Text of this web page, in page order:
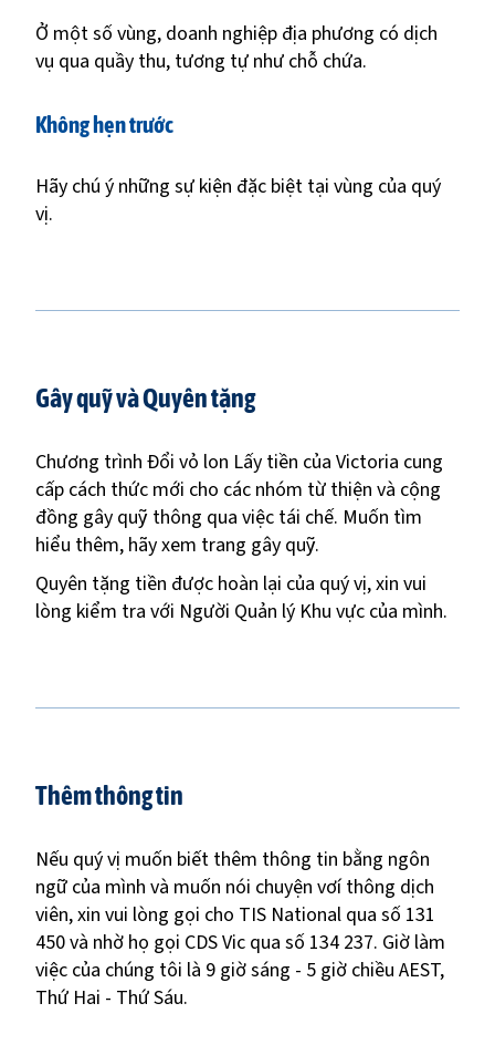
Ở một số vùng, doanh nghiệp địa phương có dịch
vụ qua quầy thu, tương tự như chỗ chứa.
Không hẹn trước
Hãy chú ý những sự kiện đặc biệt tại vùng của quý
vị.
Gây quỹ và Quyên tặng
Chương trình Đổi vỏ lon Lấy tiền của Victoria cung
cấp cách thức mới cho các nhóm từ thiện và cộng
đồng gây quỹ thông qua việc tái chế. Muốn tìm
hiểu thêm, hãy xem trang gây quỹ.
Quyên tặng tiền được hoàn lại của quý vị, xin vui
lòng kiểm tra với Người Quản lý Khu vực của mình.
Thêm thông tin
Nếu quý vị muốn biết thêm thông tin bằng ngôn
ngữ của mình và muốn nói chuyện vơí thông dịch
viên, xin vui lòng gọi cho TIS National qua số 131
450 và nhờ họ gọi CDS Vic qua số 134 237. Giờ làm
việc của chúng tôi là 9 giờ sáng - 5 giờ chiều AEST,
Thứ Hai - Thứ Sáu.